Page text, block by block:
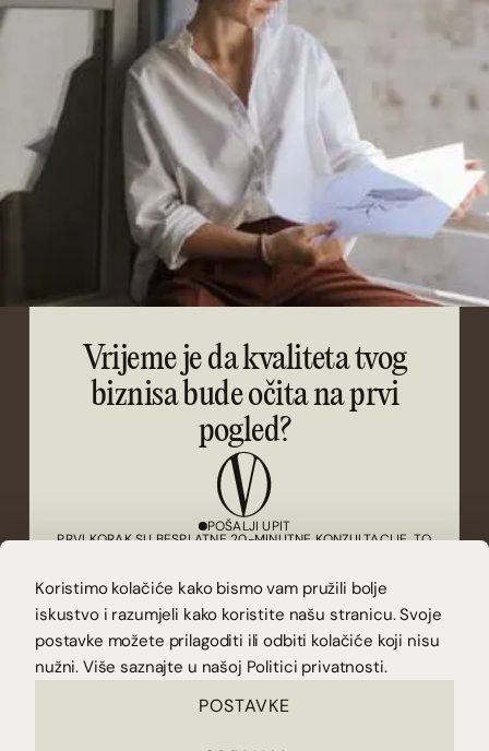
Koristimo kolačiće kako bismo vam pružili bolje
iskustvo i razumjeli kako koristite našu stranicu. Svoje
postavke možete prilagoditi ili odbiti kolačiće koji nisu
nužni. Više saznajte u našoj Politici privatnosti.
POSTAVKE
Vrijeme je da kvaliteta tvog
biznisa bude očita na prvi
pogled?
POŠALJI UPIT
PRVI KORAK SU BESPLATNE 20-MINUTNE KONZULTACIJE. TO
CONTACT@VUCAKOVA.COM
(POVEŽIMO SE)
INSTAGRAM
LINKEDIN
PREUZMI BESPLATNU CHECKLISTU I SAZNAJ JE LI